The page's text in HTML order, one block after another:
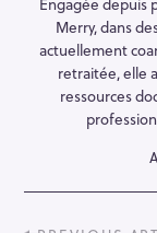
Merry, dans
actuellement
retraitée, elle
ressources